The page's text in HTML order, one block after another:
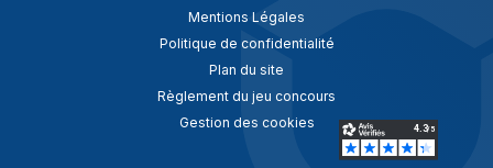
Mentions Légales
Politique de confidentialité
Plan du site
Règlement du jeu concours
Gestion des cookies